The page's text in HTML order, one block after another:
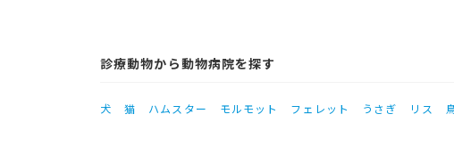
診療動物から動物病院を探す
犬 猫 ハムスター モルモット フェレット うさぎ リス